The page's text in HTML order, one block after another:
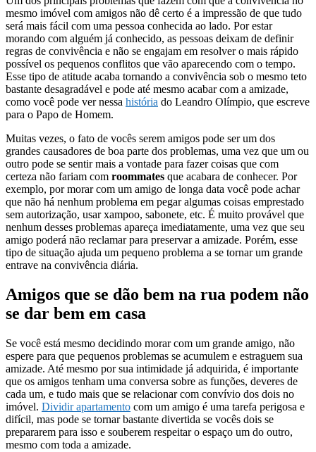
mesmo imóvel com amigos não dê certo é a impressão de que tudo
será mais fácil com uma pessoa conhecida ao lado. Por estar
morando com alguém já conhecido, as pessoas deixam de definir
regras de convivência e não se engajam em resolver o mais rápido
possível os pequenos conflitos que vão aparecendo com o tempo.
Esse tipo de atitude acaba tornando a convivência sob o mesmo teto
bastante desagradável e pode até mesmo acabar com a amizade,
como você pode ver nessa história do Leandro Olímpio, que escreve
para o Papo de Homem.
Muitas vezes, o fato de vocês serem amigos pode ser um dos
grandes causadores de boa parte dos problemas, uma vez que um ou
outro pode se sentir mais a vontade para fazer coisas que com
certeza não fariam com roommates que acabara de conhecer. Por
exemplo, por morar com um amigo de longa data você pode achar
que não há nenhum problema em pegar algumas coisas emprestado
sem autorização, usar xampoo, sabonete, etc. É muito provável que
nenhum desses problemas apareça imediatamente, uma vez que seu
amigo poderá não reclamar para preservar a amizade. Porém, esse
tipo de situação ajuda um pequeno problema a se tornar um grande
entrave na convivência diária.
Amigos que se dão bem na rua podem não
se dar bem em casa
Se você está mesmo decidindo morar com um grande amigo, não
espere para que pequenos problemas se acumulem e estraguem sua
amizade. Até mesmo por sua intimidade já adquirida, é importante
que os amigos tenham uma conversa sobre as funções, deveres de
cada um, e tudo mais que se relacionar com convívio dos dois no
imóvel. Dividir apartamento com um amigo é uma tarefa perigosa e
difícil, mas pode se tornar bastante divertida se vocês dois se
prepararem para isso e souberem respeitar o espaço um do outro,
mesmo com toda a amizade.